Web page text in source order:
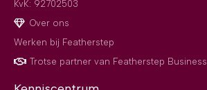
KvK: 92702503
Over ons
Werken bij Featherstep
Trotse partner van Featherstep Business